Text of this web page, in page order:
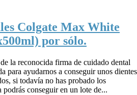
Colgate Max White
por sólo.
la reconocida firma de cuidado dental
para ayudarnos a conseguir unos dientes
si todavía no has probado los
podrás conseguir en un lote de...